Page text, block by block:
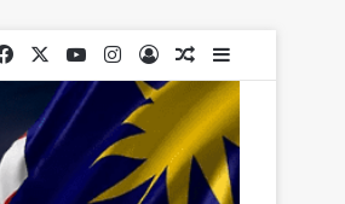
Facebook YouTubeInstagram
Log InRandom Article